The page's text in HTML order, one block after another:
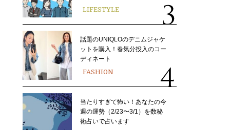
LIFESTYLE
話題のUNIQLOのデニムジャケ
ットを購入！春気分投入のコー
ディネート
FASHION
当たりすぎて怖い！あなたの今
週の運勢（2/23〜3/1）を数秘
術占いで占います